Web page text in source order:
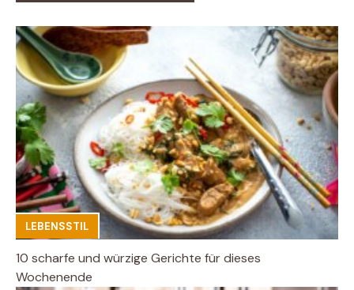
LEBENSSTIL
10 scharfe und würzige Gerichte für dieses
Wochenende